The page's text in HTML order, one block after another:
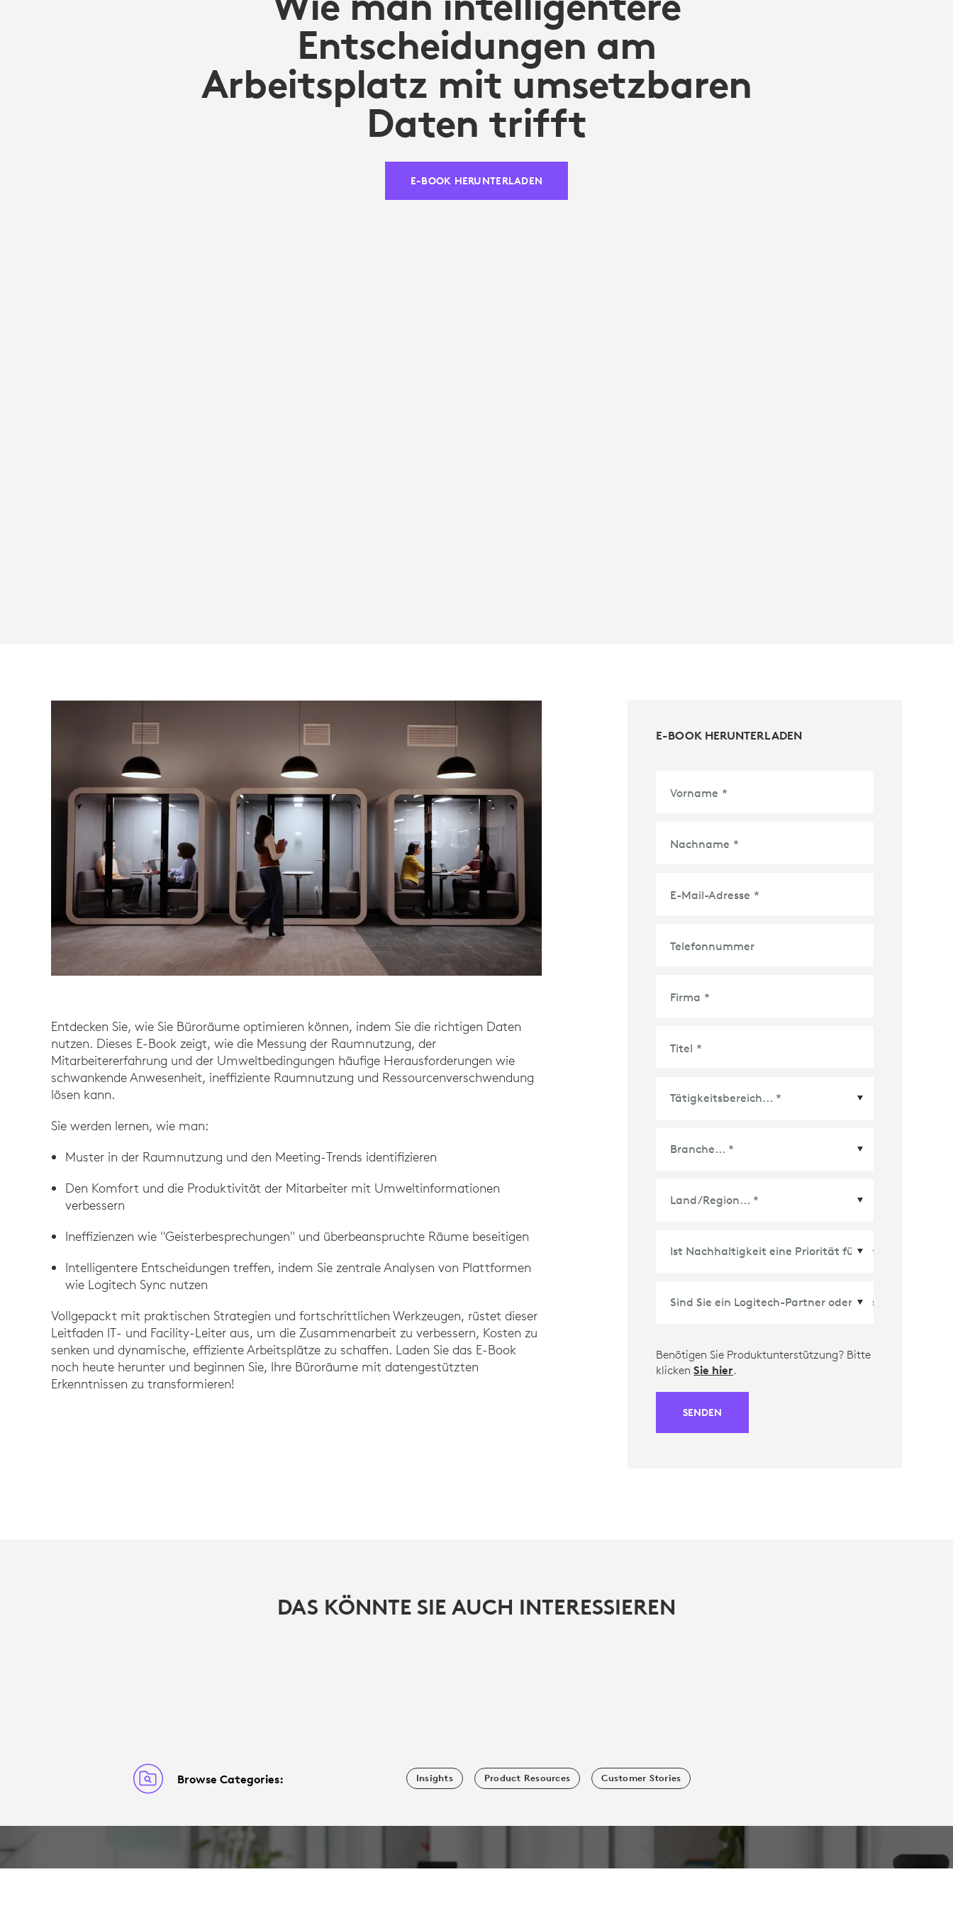
Entscheidungen am
Arbeitsplatz mit umsetzbaren
Daten trifft
E-BOOK HERUNTERLADEN
Entdecken Sie, wie Sie Büroräume optimieren können, indem Sie die richtigen Daten
nutzen. Dieses E-Book zeigt, wie die Messung der Raumnutzung, der
Mitarbeitererfahrung und der Umweltbedingungen häufige Herausforderungen wie
schwankende Anwesenheit, ineffiziente Raumnutzung und Ressourcenverschwendung
lösen kann.
Sie werden lernen, wie man:
Muster in der Raumnutzung und den Meeting-Trends identifizieren
Den Komfort und die Produktivität der Mitarbeiter mit Umweltinformationen
verbessern
Ineffizienzen wie "Geisterbesprechungen" und überbeanspruchte Räume beseitigen
Intelligentere Entscheidungen treffen, indem Sie zentrale Analysen von Plattformen
wie Logitech Sync nutzen
Vollgepackt mit praktischen Strategien und fortschrittlichen Werkzeugen, rüstet dieser
Leitfaden IT- und Facility-Leiter aus, um die Zusammenarbeit zu verbessern, Kosten zu
senken und dynamische, effiziente Arbeitsplätze zu schaffen. Laden Sie das E-Book
noch heute herunter und beginnen Sie, Ihre Büroräume mit datengestützten
Erkenntnissen zu transformieren!
E-BOOK HERUNTERLADEN
Vorname *
Nachname *
E-Mail-Adresse *
Telefonnummer
Firma *
Titel *
Land/Region *
Benötigen Sie Produktunterstützung? Bitte
klickenSie hier.
SENDEN
DAS KÖNNTE SIE AUCH INTERESSIEREN
Browse Categories: Insights Product Resources Customer Stories